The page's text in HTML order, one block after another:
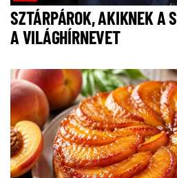
SZTÁRPÁROK, AKIKNEK A
A VILÁGHÍRNEVET